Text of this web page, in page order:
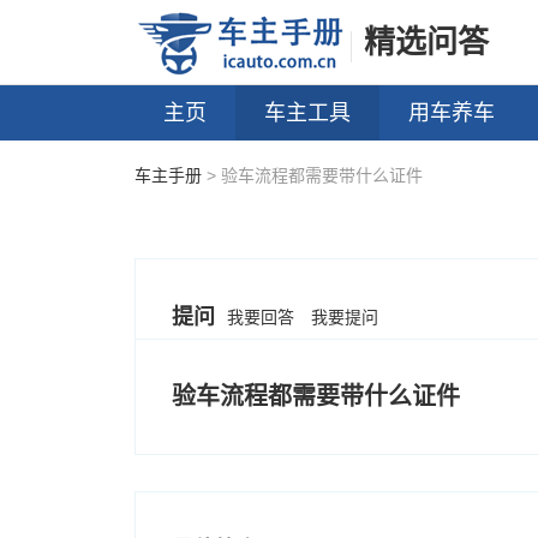
精选问答
主页 车主工具 用车养车
车主手册 > 验车流程都需要带什么证件
提问 我要回答 我要提问
验车流程都需要带什么证件